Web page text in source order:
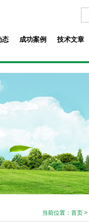
态 成功案例 技术文章
当前位置： 首页 >